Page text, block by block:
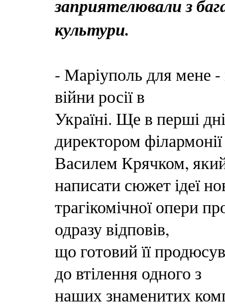
заприятелювали з
культури.
- Маріуполь для мене -
війни росії в
Україні. Ще в перші
директором філармонії
Василем Крячком,
написати сюжет ідеї
трагікомічної опери
одразу відповів,
що готовий її
до втілення одного з
наших знаменитих